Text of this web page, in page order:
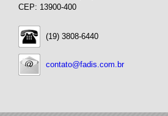
CEP: 13900-400
(19) 3808-6440
contato@fadis.com.br